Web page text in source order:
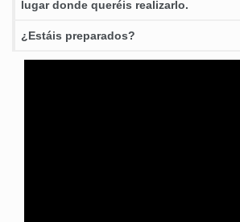
lugar donde queréis realizarlo.
¿Estáis preparados?